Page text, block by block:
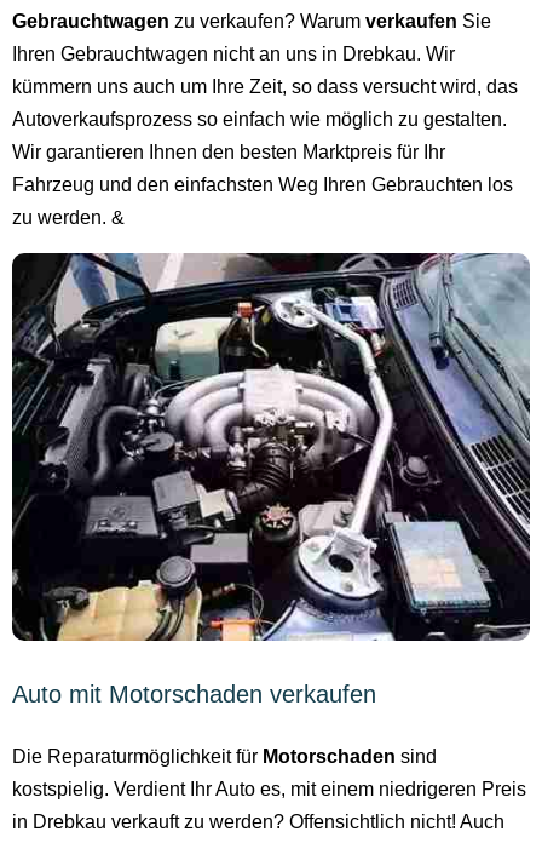
Gebrauchtwagen zu verkaufen? Warum verkaufen Sie
Ihren Gebrauchtwagen nicht an uns in Drebkau. Wir
kümmern uns auch um Ihre Zeit, so dass versucht wird, das
Autoverkaufsprozess so einfach wie möglich zu gestalten.
Wir garantieren Ihnen den besten Marktpreis für Ihr
Fahrzeug und den einfachsten Weg Ihren Gebrauchten los
zu werden. &
Auto mit Motorschaden verkaufen
Die Reparaturmöglichkeit für Motorschaden sind
kostspielig. Verdient Ihr Auto es, mit einem niedrigeren Preis
in Drebkau verkauft zu werden? Offensichtlich nicht! Auch